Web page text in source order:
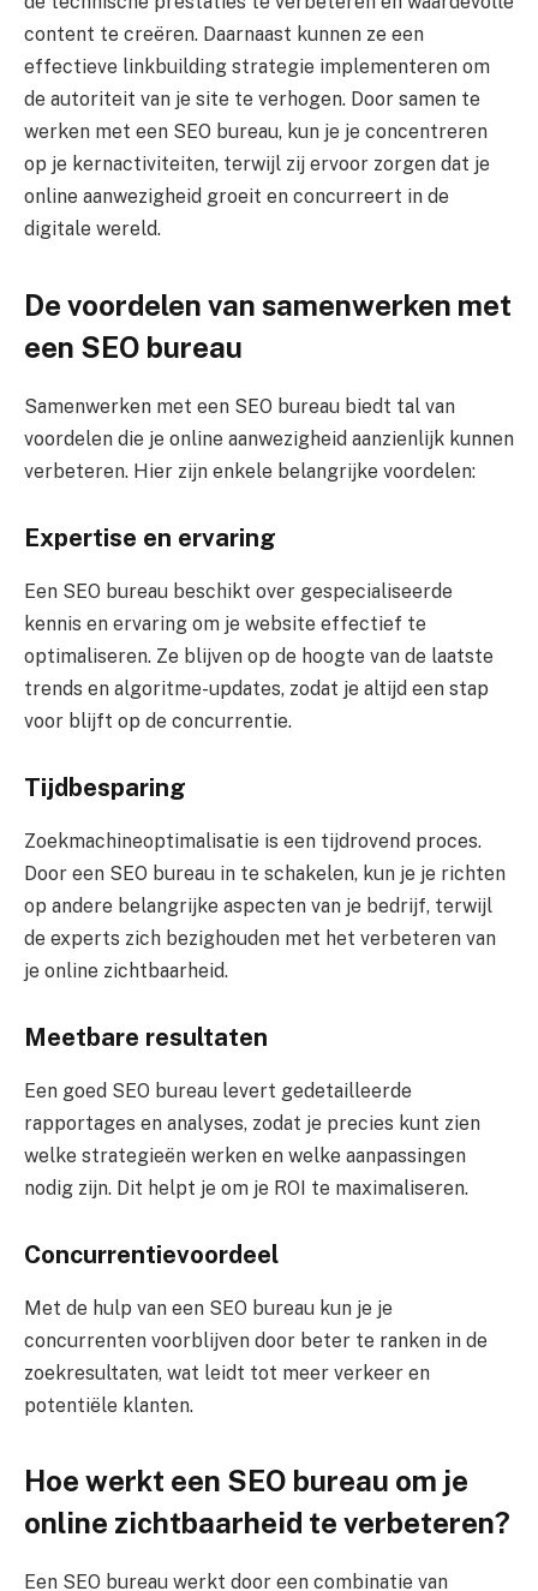
content te creëren. Daarnaast kunnen ze een
effectieve linkbuilding strategie implementeren om
de autoriteit van je site te verhogen. Door samen te
werken met een SEO bureau, kun je je concentreren
op je kernactiviteiten, terwijl zij ervoor zorgen dat je
online aanwezigheid groeit en concurreert in de
digitale wereld.
De voordelen van samenwerken met
een SEO bureau
Samenwerken met een SEO bureau biedt tal van
voordelen die je online aanwezigheid aanzienlijk kunnen
verbeteren. Hier zijn enkele belangrijke voordelen:
Expertise en ervaring
Een SEO bureau beschikt over gespecialiseerde
kennis en ervaring om je website effectief te
optimaliseren. Ze blijven op de hoogte van de laatste
trends en algoritme-updates, zodat je altijd een stap
voor blijft op de concurrentie.
Tijdbesparing
Zoekmachineoptimalisatie is een tijdrovend proces.
Door een SEO bureau in te schakelen, kun je je richten
op andere belangrijke aspecten van je bedrijf, terwijl
de experts zich bezighouden met het verbeteren van
je online zichtbaarheid.
Meetbare resultaten
Een goed SEO bureau levert gedetailleerde
rapportages en analyses, zodat je precies kunt zien
welke strategieën werken en welke aanpassingen
nodig zijn. Dit helpt je om je ROI te maximaliseren.
Concurrentievoordeel
Met de hulp van een SEO bureau kun je je
concurrenten voorblijven door beter te ranken in de
zoekresultaten, wat leidt tot meer verkeer en
potentiële klanten.
Hoe werkt een SEO bureau om je
online zichtbaarheid te verbeteren?
Een SEO bureau werkt door een combinatie van